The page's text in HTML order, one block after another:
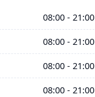
08:00 - 21:00
08:00 - 21:00
08:00 - 21:00
08:00 - 21:00